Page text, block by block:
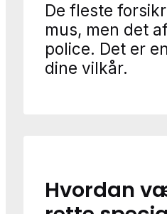
De fleste
mus, men det
police. Det er
dine vilkår.
Hvordan